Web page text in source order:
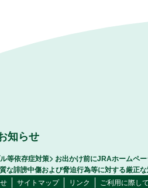
知らせ
等依存症対策
お出かけ前にJRAホームペ
な誹謗中傷および脅迫行為等に対する厳正
サイトマップ リンク ご利用に際し